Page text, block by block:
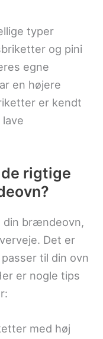
typer
og pini
egne
en højere
er kendt
rigtige
din brændeovn,
Det er
til din ovn
er nogle tips
med høj